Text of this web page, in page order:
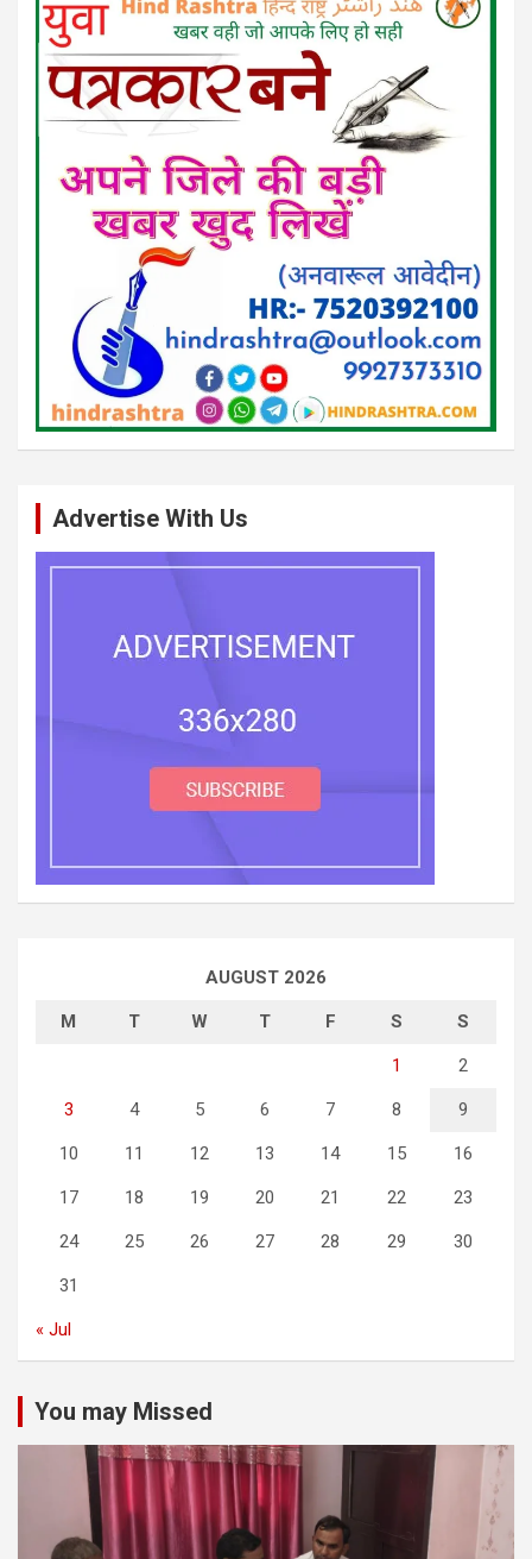
Advertise With Us
AUGUST 2026
M T W T F S S
1 2
3 4 5 6 7 8 9
10 11 12 13 14 15 16
17 18 19 20 21 22 23
24 25 26 27 28 29 30
31
« Jul
You may Missed